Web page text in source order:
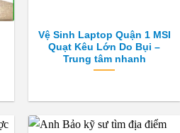
Vệ Sinh Laptop Quận 1 MSI
Quạt Kêu Lớn Do Bụi –
Trung tâm nhanh